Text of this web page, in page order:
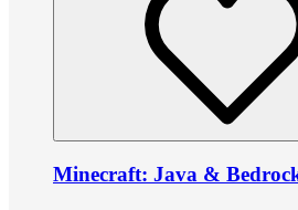
Minecraft: Java &